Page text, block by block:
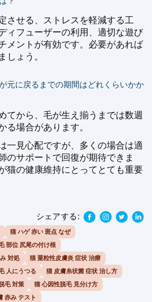
させる、ストレスを軽減する工
ィフューザーの利用、適切な遊び
メントが有効です。必要があれば
しょう。
元に戻るまでの期間はどれくらいかか
てから、毛が生え揃うまでは数週
る場合があります。
一見心配ですが、多くの場合は適
のサポートで回復が期待できま
猫の健康維持にとってとても重要
シェアする:
猫 ハゲ 赤い 斑点 なぜ
部位 尻尾の付け根
対処
猫 粟粒性皮膚炎 症状 治療
人にうつる
猫 皮膚糸状菌 症状 治し方
毛 対策
猫 心因性脱毛 見分け方
赤み テスト